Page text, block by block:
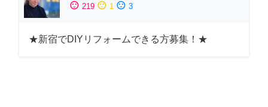
sentiment_satisfied 219 sentiment_neutral 1 sentiment_dissatisfied 3
★新宿でDIYリフォームできる方募集！★